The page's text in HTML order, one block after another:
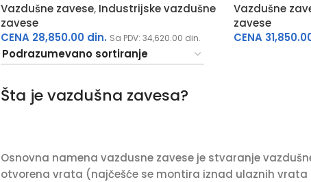
Vazdušne zavese, Industrijske vazdušne
zavese
CENA 28,850.00 din. Sa PDV: 34,620.00 din.
Vazdušne
zavese
CENA
Šta je vazdušna zavesa?
Osnovna namena vazdusne zavese je stvaranje
otvorena vrata (najčešće se montira iznad ulaznih